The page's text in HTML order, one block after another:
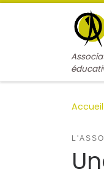
Passer au contenu
Accueil